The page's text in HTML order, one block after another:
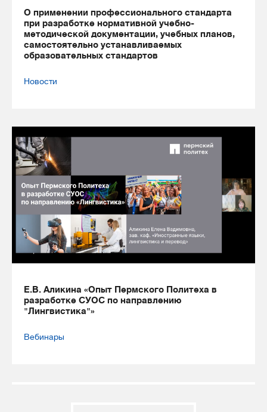
О применении профессионального стандарта
при разработке нормативной учебно-
методической документации, учебных планов,
самостоятельно устанавливаемых
образовательных стандартов
Новости
Е.В. Аликина «Опыт Пермского Политеха в
разработке СУОС по направлению
"Лингвистика"»
Вебинары